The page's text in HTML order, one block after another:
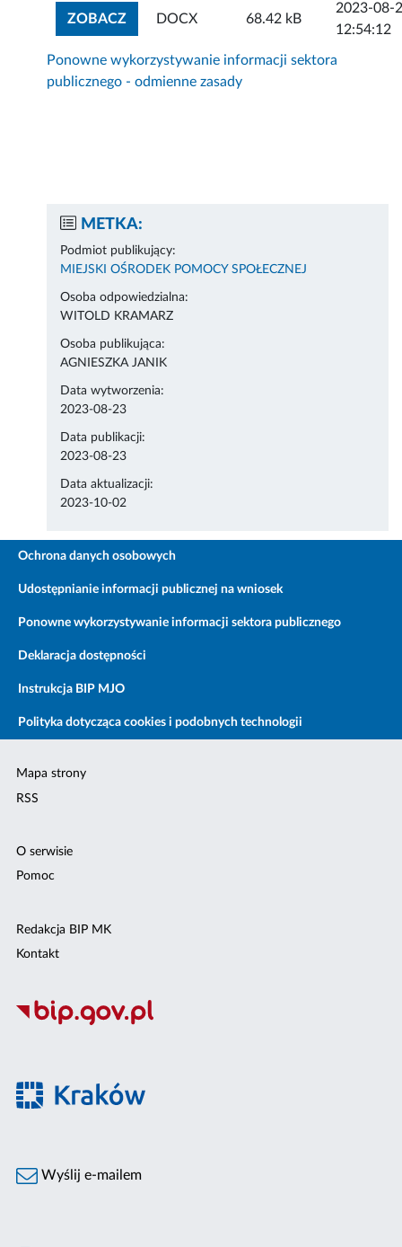
ZOBACZZOBACZ ZAŁĄCZNIK
DOCX 68.42 kB
2023-08-
12:54:12
Ponowne wykorzystywanie informacji sektora
publicznego - odmienne zasady
METKA:
Podmiot publikujący:
MIEJSKI OŚRODEK POMOCY SPOŁECZNEJ
Osoba odpowiedzialna:
WITOLD KRAMARZ
Osoba publikująca:
AGNIESZKA JANIK
Data wytworzenia:
2023-08-23
Data publikacji:
2023-08-23
Data aktualizacji:
2023-10-02
Ochrona danych osobowych
Udostępnianie informacji publicznej na wniosek
Ponowne wykorzystywanie informacji sektora publicznego
Deklaracja dostępności
Instrukcja BIP MJO
Polityka dotycząca cookies i podobnych technologii
Mapa strony
RSS
O serwisie
Pomoc
Redakcja BIP MK
Kontakt
Wyślij e-mailem